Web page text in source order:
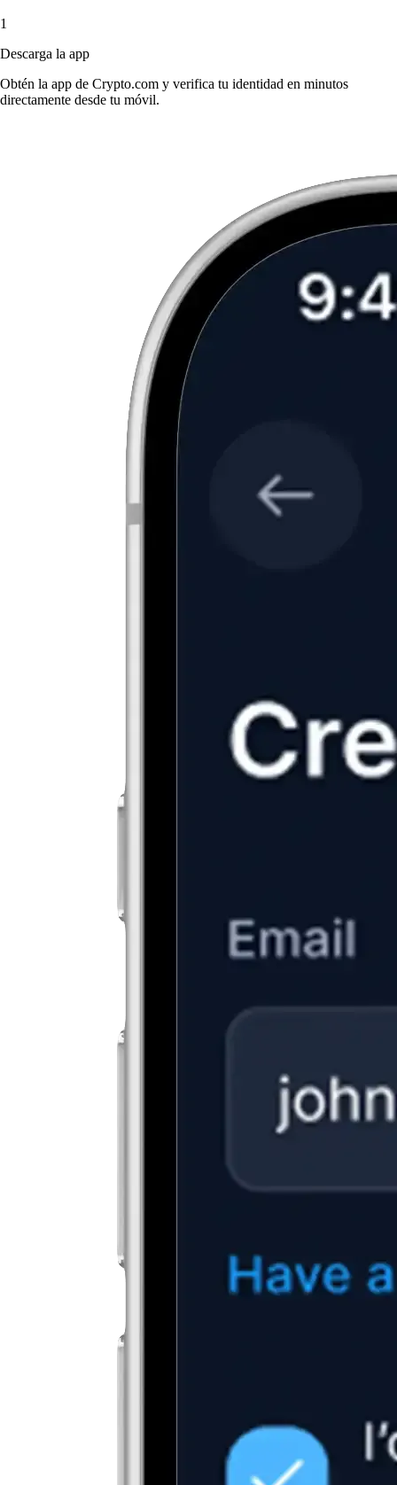
1
Descarga la app
Obtén la app de Crypto.com y verifica tu identidad en minutos
directamente desde tu móvil.